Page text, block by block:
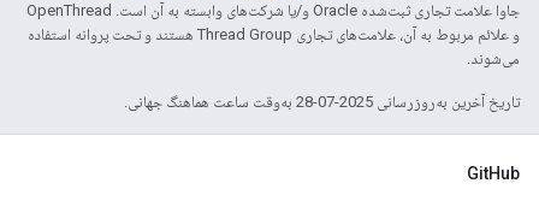
جاوا علامت تجاری ثبت‌شده Oracle و/یا شرکت‌های وابسته به آن است. ‫OpenThread
و علائم مربوط به آن، علامت‌های تجاری Thread Group هستند و تحت پروانه استفاده
می‌شوند.
تاریخ آخرین به‌روزرسانی 2025-07-28 به‌وقت ساعت هماهنگ جهانی.
GitHub